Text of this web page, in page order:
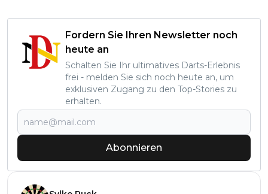
Fordern Sie Ihren Newsletter noch
heute an
Schalten Sie Ihr ultimatives Darts-Erlebnis
frei - melden Sie sich noch heute an, um
exklusiven Zugang zu den Top-Stories zu
erhalten.
Abonnieren